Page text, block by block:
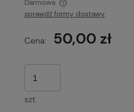
Darmowa
Cena nie zawiera
sprawdź formy dostawy
Cena: 50,00 zł
szt.